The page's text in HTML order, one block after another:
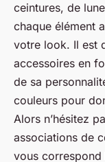
ceintures, de
chaque élément
votre look. Il est
accessoires en
de sa
couleurs pour
Alors n’hésitez
associations de
vous correspond